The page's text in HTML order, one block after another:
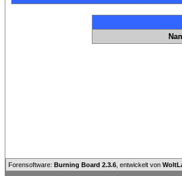
Forensoftware: Burning Board 2.3.6 , entwickelt von